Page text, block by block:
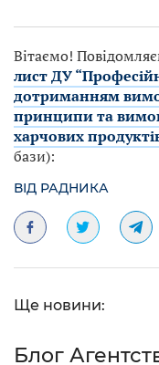
Вітаємо!
лист ДУ
дотриманням
принципи та
харчових
бази):
ВІД РАДНИКА
Ще новини:
Блог